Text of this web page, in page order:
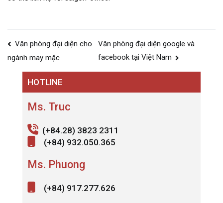
Điều
hướng
Văn phòng đại diện cho
ngành may mặc
Văn phòng đại diện google và
facebook tại Việt Nam
HOTLINE
Ms. Truc
(+84.28) 3823 2311
(+84) 932.050.365
Ms. Phuong
(+84) 917.277.626